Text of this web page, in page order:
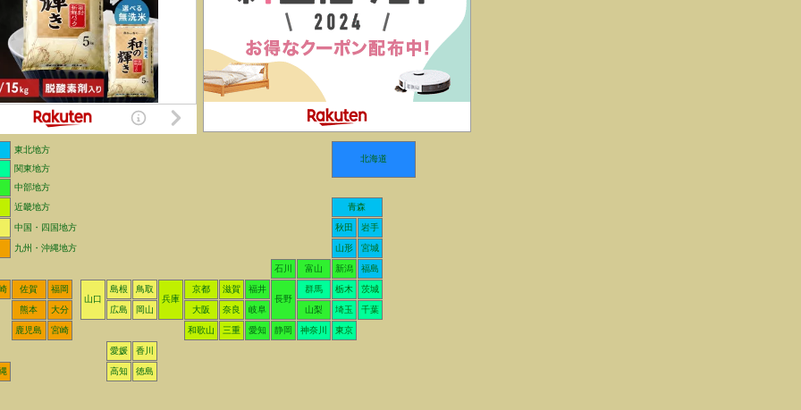
東北地方
北海道
関東地方
中部地方
近畿地方
青森
中国・四国地方 秋田 岩手
九州・沖縄地方 山形 宮城
石川 富山 新潟 福島
佐賀
福岡
山口
島根
鳥取
兵庫
京都 滋賀
福井
長野
群馬 栃木 茨城
熊本 大分 広島 岡山 大阪 奈良 岐阜 山梨 埼玉 千葉
鹿児島 宮崎 和歌山 三重 愛知 静岡 神奈川 東京
愛媛 香川
高知 徳島